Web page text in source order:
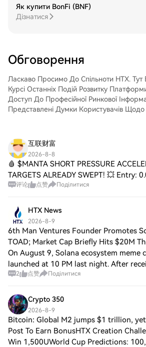
Coherent Corp. (COHR) на спотовому
ринку HTX. Просто увійдіть до свого
пропонуємо зручний досвід як для
трейдерів.
QUALCOMM Incorporated (QCOM)Після
придбання QUALCOMM Incorporated
допомогою блокчейн-переказу або
використовувати його для торгівлі
іншими криптовалютами.Крок 4: Торгівля
QUALCOMM Incorporated (QCOM)Легко
торгуйте QUALCOMM Incorporated
(QCOM) на спотовому ринку HTX. Просто
та спостерігайте за ними в режимі
реального часу. Ми пропонуємо зручний
досвід як для початківців, так і для
досвідчених трейдерів.
Як купити BonFi (BNF)
Дізнатися
Обговорення
Ласкаво Просимо До Спільноти HTX.
Курсі Останніх Подій Розвитку
Доступ До Професійної Ринкової
Представлені Думки Користувачів Щодо
互联财富
2026-8-8
🩸 $MANTA SHORT PRESSURE
TARGETS ALREADY SWEPT! 💥 Entry:
0.05550 🚀 Target: 0.05300 🚀 Stop
评论 点赞 Поділитися
HTX News
2026-8-9
6th Man Ventures Founder Promotes
TOAD; Market Cap Briefly Hits $20M
On August 9, Solana ecosystem meme
launched at 10 PM last night. After
by the TOAD community, 6th Man
2 点赞 Поділитися
Crypto 350
2026-8-9
Bitcoin: Global M2 jumps $1 trillion, yet
Post To Earn BonusHTX Creation
Win 1,500UWorld Cup Predictions: